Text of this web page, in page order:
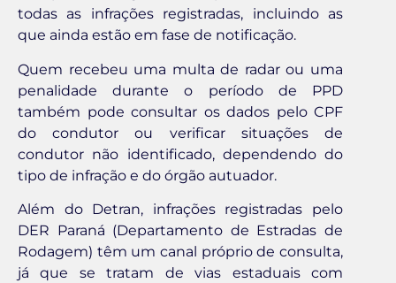
todas as infrações registradas, incluindo as
que ainda estão em fase de notificação.
Quem recebeu uma multa de radar ou uma
penalidade durante o período de PPD
também pode consultar os dados pelo CPF
do condutor ou verificar situações de
condutor não identificado, dependendo do
tipo de infração e do órgão autuador.
Além do Detran, infrações registradas pelo
DER Paraná (Departamento de Estradas de
Rodagem) têm um canal próprio de consulta,
já que se tratam de vias estaduais com